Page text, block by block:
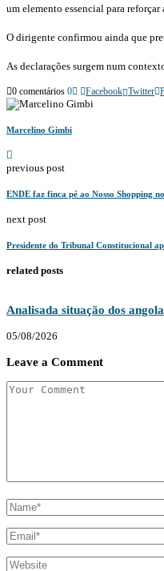
um elemento essencial para
O dirigente confirmou ainda que
As declarações surgem num
0 comentários 0 Facebook Twitter
Marcelino Gimbi
previous post
ENDE faz finca pé ao Nosso Shopping
next post
Presidente do Tribunal Constitucional
related posts
Analisada situação dos
05/08/2026
Leave a Comment